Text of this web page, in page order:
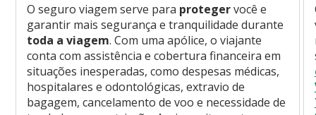
O seguro viagem serve para protegervocê e
garantir mais segurança e tranquilidade durante
toda a viagem. Com uma apólice, o viajante
conta com assistência e cobertura financeira em
situações inesperadas, como despesas médicas,
hospitalares e odontológicas, extravio de
bagagem, cancelamento de voo e necessidade de